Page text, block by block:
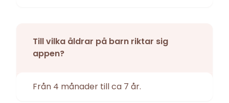
Till vilka åldrar på barn riktar sig
appen?
Från 4 månader till ca 7 år.